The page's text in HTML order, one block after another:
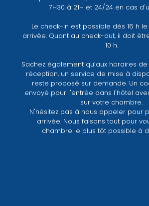
7H30 à 21H et 24/24 en cas
Le check-in est possible dès 16 h
arrivée. Quant au check-out, il doit
10 h.
Sachez également qu’aux horaires
réception, un service de mise à
reste proposé sur demande. Un
envoyé pour l'entrée dans l'hôtel
sur votre chambre.
N'hésitez pas à nous appeler pour
arrivée. Nous faisons tout pour
chambre le plus tôt possible à